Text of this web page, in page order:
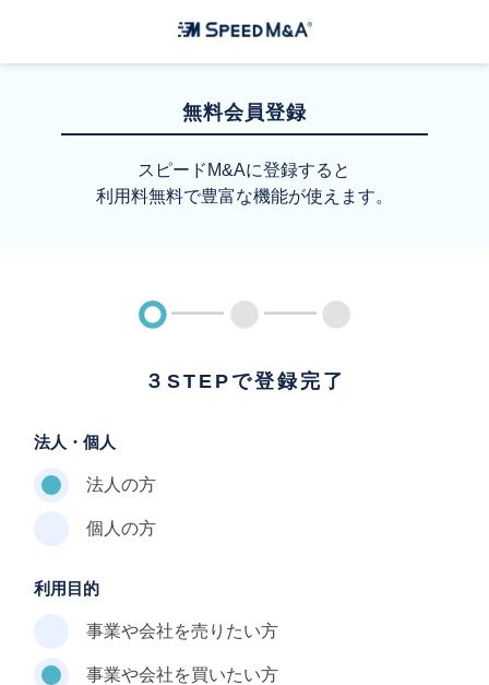
無料会員登録
スピードM&Aに登録すると
利用料無料で豊富な機能が使えます。
３STEPで登録完了
法人・個人
法人の方
個人の方
利用目的
事業や会社を売りたい方
事業や会社を買いたい方